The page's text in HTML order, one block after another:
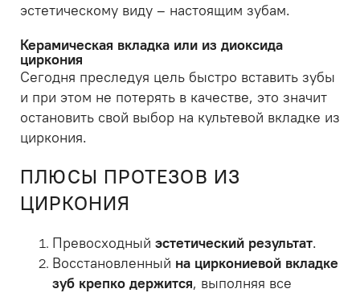
эстетическому виду – настоящим зубам.
Керамическая вкладка или из диоксида
циркония
Сегодня преследуя цель быстро вставить зубы
и при этом не потерять в качестве, это значит
остановить свой выбор на культевой вкладке из
циркония.
ПЛЮСЫ ПРОТЕЗОВ ИЗ
ЦИРКОНИЯ
Превосходный эстетический результат.
Восстановленный на циркониевой вкладке
зуб крепко держится, выполняя все